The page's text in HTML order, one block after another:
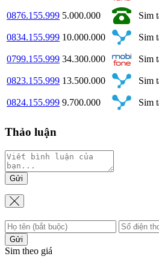
0876.155.999 5.000.000 Sim
0834.155.999 10.000.000 Sim
0799.155.999 34.300.000 Sim
0823.155.999 13.500.000 Sim
0824.155.999 9.700.000 Sim
Thảo luận
Gửi
Gửi
Sim theo giá